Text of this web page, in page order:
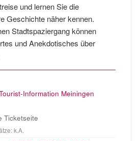
und lernen Sie die
Geschichte näher kennen.
Stadtspaziergang können
und Anekdotisches über
Information Meiningen
Ticketseite
k.A.